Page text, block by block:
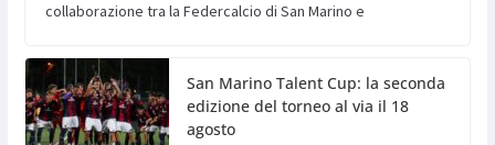
collaborazione tra la Federcalcio di San Marino e
San Marino Talent Cup: la seconda
edizione del torneo al via il 18
agosto